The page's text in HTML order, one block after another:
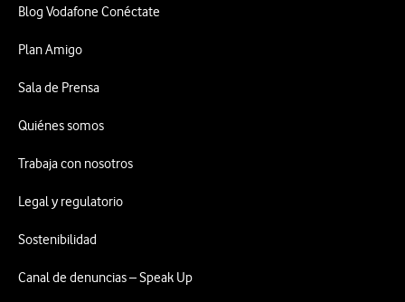
Blog Vodafone Conéctate
Plan Amigo
Sala de Prensa
Quiénes somos
Trabaja con nosotros
Legal y regulatorio
Sostenibilidad
Canal de denuncias – Speak Up